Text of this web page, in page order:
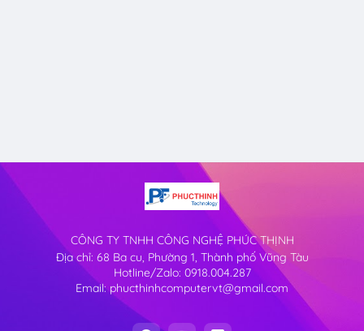
CÔNG TY TNHH CÔNG NGHỆ PHÚC THỊNH
Địa chỉ: 68 Ba cu, Phường 1, Thành phố Vũng Tàu
Hotline/Zalo: 0918.004.287
Email: phucthinhcomputervt@gmail.com